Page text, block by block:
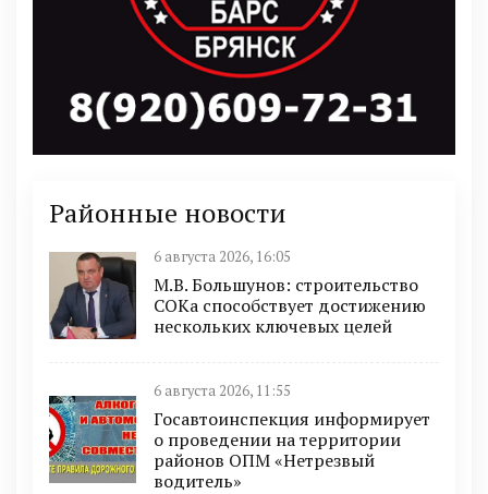
Районные новости
6 августа 2026, 16:05
М.В. Большунов: строительство
СОКа способствует достижению
нескольких ключевых целей
6 августа 2026, 11:55
Госавтоинспекция информирует
о проведении на территории
районов ОПМ «Нетрезвый
водитель»